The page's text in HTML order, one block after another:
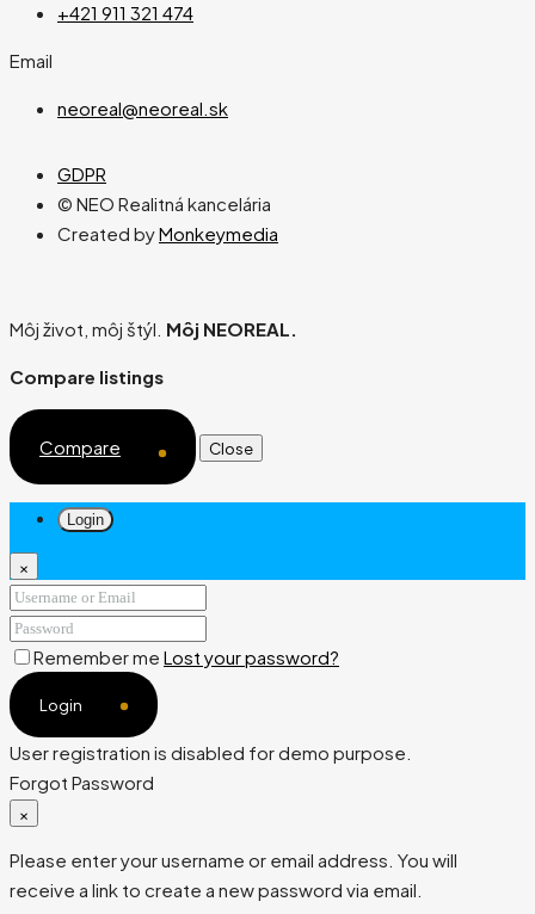
+421 911 321 474
Email
neoreal@neoreal.sk
GDPR
© NEO Realitná kancelária
Created byMonkeymedia
Môj život, môj štýl. Môj NEOREAL.
Compare listings
Compare Close
Login
×
Remember me Lost your password?
Login
User registration is disabled for demo purpose.
Forgot Password
×
Please enter your username or email address. You will
receive a link to create a new password via email.